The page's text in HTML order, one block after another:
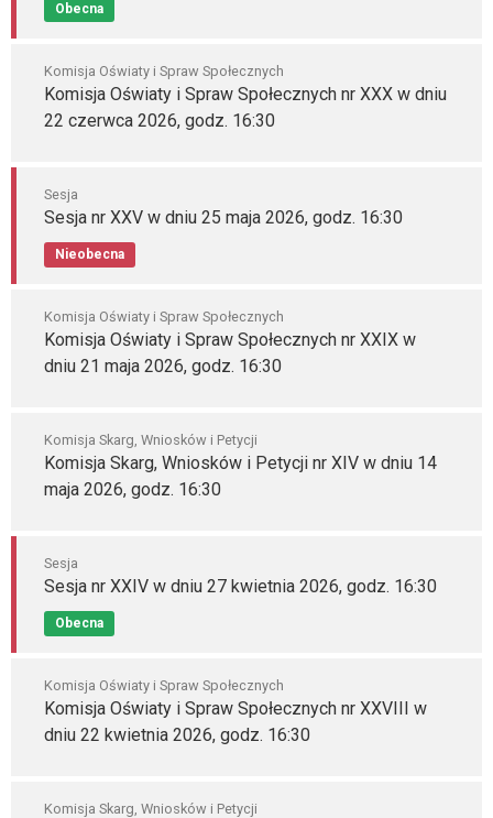
Obecna
Komisja Oświaty i Spraw Społecznych
Komisja Oświaty i Spraw Społecznych nr XXX w dniu
22 czerwca 2026, godz. 16:30
Sesja
Sesja nr XXV w dniu 25 maja 2026, godz. 16:30
Nieobecna
Komisja Oświaty i Spraw Społecznych
Komisja Oświaty i Spraw Społecznych nr XXIX w
dniu 21 maja 2026, godz. 16:30
Komisja Skarg, Wniosków i Petycji
Komisja Skarg, Wniosków i Petycji nr XIV w dniu 14
maja 2026, godz. 16:30
Sesja
Sesja nr XXIV w dniu 27 kwietnia 2026, godz. 16:30
Obecna
Komisja Oświaty i Spraw Społecznych
Komisja Oświaty i Spraw Społecznych nr XXVIII w
dniu 22 kwietnia 2026, godz. 16:30
Komisja Skarg, Wniosków i Petycji